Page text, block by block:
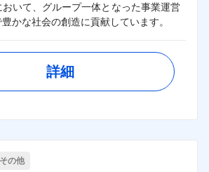
いて、グループ一体となった事業運営
かな社会の創造に貢献しています。
詳細
の他